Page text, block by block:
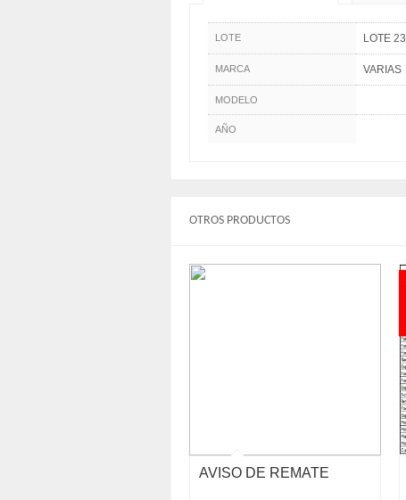
LOTE LOTE 23
MARCA VARIAS
MODELO
AÑO
OTROS PRODUCTOS
AVISO DE REMATE